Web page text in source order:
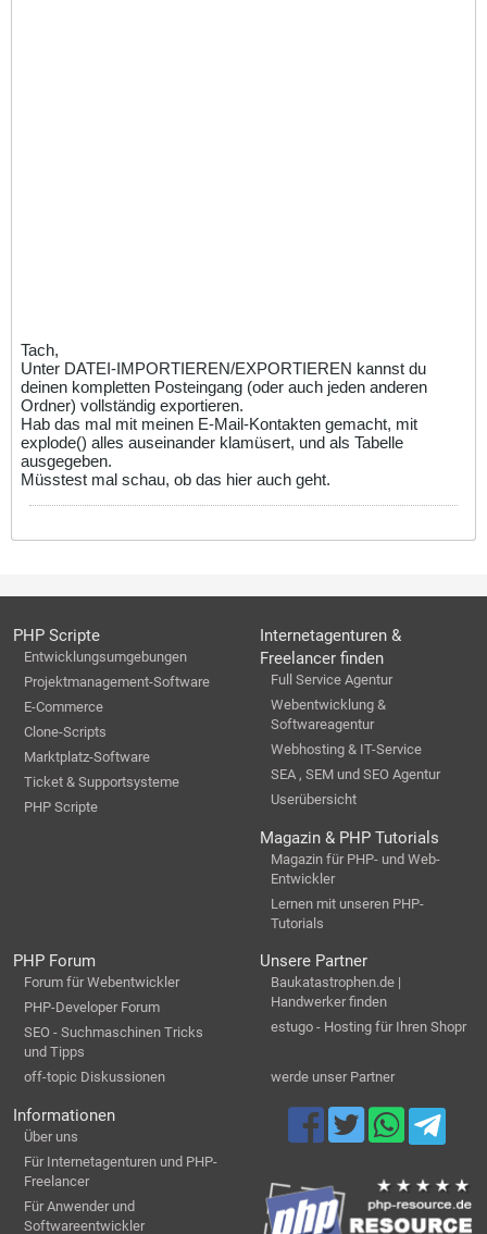
Tach,
Unter DATEI-IMPORTIEREN/EXPORTIEREN kannst du
deinen kompletten Posteingang (oder auch jeden anderen
Ordner) vollständig exportieren.
Hab das mal mit meinen E-Mail-Kontakten gemacht, mit
explode() alles auseinander klamüsert, und als Tabelle
ausgegeben.
Müsstest mal schau, ob das hier auch geht.
PHP Scripte
Entwicklungsumgebungen
Projektmanagement-Software
E-Commerce
Clone-Scripts
Marktplatz-Software
Ticket & Supportsysteme
PHP Scripte
Internetagenturen &
Freelancer finden
Full Service Agentur
Webentwicklung &
Softwareagentur
Webhosting & IT-Service
SEA , SEM und SEO Agentur
Userübersicht
Magazin & PHP Tutorials
Magazin für PHP- und Web-
Entwickler
Lernen mit unseren PHP-
Tutorials
PHP Forum
Forum für Webentwickler
PHP-Developer Forum
SEO - Suchmaschinen Tricks
und Tipps
off-topic Diskussionen
Unsere Partner
Baukatastrophen.de |
Handwerker finden
estugo - Hosting für Ihren Shopr
werde unser Partner
Informationen
Über uns
Für Internetagenturen und PHP-
Freelancer
Für Anwender und
Softwareentwickler